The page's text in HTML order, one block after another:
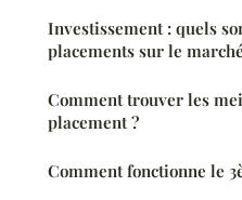
Investissement : quels
placements sur le
Comment trouver les
placement ?
Comment fonctionne le